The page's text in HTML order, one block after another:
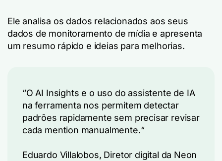
Ele analisa os dados relacionados aos seus
dados de monitoramento de mídia e apresenta
um resumo rápido e ideias para melhorias.
“O AI Insights e o uso do assistente de IA
na ferramenta nos permitem detectar
padrões rapidamente sem precisar revisar
cada mention manualmente.“
Eduardo Villalobos, Diretor digital da Neon